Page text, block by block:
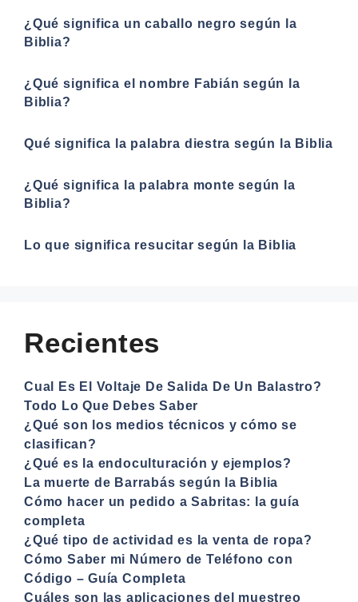
¿Qué significa un caballo negro según la
Biblia?
¿Qué significa el nombre Fabián según la
Biblia?
Qué significa la palabra diestra según la Biblia
¿Qué significa la palabra monte según la
Biblia?
Lo que significa resucitar según la Biblia
Recientes
Cual Es El Voltaje De Salida De Un Balastro?
Todo Lo Que Debes Saber
¿Qué son los medios técnicos y cómo se
clasifican?
¿Qué es la endoculturación y ejemplos?
La muerte de Barrabás según la Biblia
Cómo hacer un pedido a Sabritas: la guía
completa
¿Qué tipo de actividad es la venta de ropa?
Cómo Saber mi Número de Teléfono con
Código – Guía Completa
Cuáles son las aplicaciones del muestreo